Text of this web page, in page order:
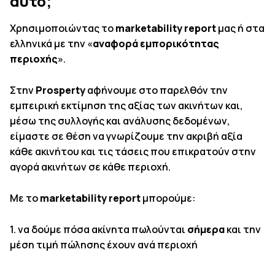
Χρησιμοποιώντας τοmarketabilityreportμας ή στα
ελληνικά με την «αναφορά εμπορικότητας
περιοχής».
ΣτηνProspertyαφήνουμε στο παρελθόν την
εμπειρική εκτίμηση της αξίας των ακινήτων και,
μέσω της συλλογής και ανάλυσης δεδομένων,
είμαστε σε θέση να γνωρίζουμε την ακριβή αξία
κάθε ακινήτου και τις τάσεις που επικρατούν στην
αγορά ακινήτων σε κάθε περιοχή.
Με τοmarketability reportμπορούμε:
1. να δούμε πόσα ακίνητα πωλούνται σήμερακαι την
μέση τιμή πώλησης έχουν ανά περιοχή